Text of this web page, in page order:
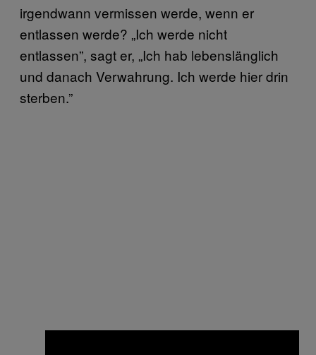
irgendwann vermissen werde, wenn er
entlassen werde? „Ich werde nicht
entlassen”, sagt er, „Ich hab lebenslänglich
und danach Verwahrung. Ich werde hier drin
sterben.”